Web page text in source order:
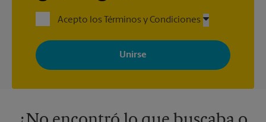
Acepto los Términos y Condiciones
Al registrarse, acepta recibir correos electrónicos de The UPS
Store con noticias, ofertas especiales, promociones y mensajes
adaptados a sus intereses. Puede darse de baja en cualquier
momento. Para más información, consulte nuestra política de